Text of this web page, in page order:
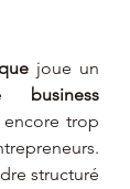
joue un
business
encore trop
structuré